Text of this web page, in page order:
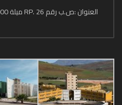
العنوان :ص.ب رقم 26 .RP ميلة 43000 الجزائر